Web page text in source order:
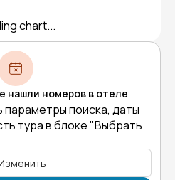
chart...
нашли номеров в отеле
поиска, даты
тура в блоке "Выбрать